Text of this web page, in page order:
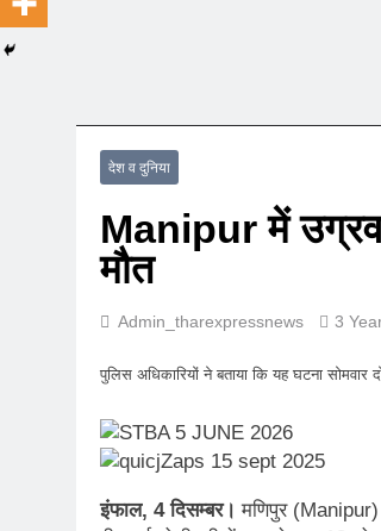
देश व दुनिया
Manipur में
मौत
Admin_tharexpressnews 3
पुलिस अधिकारियों ने बताया कि यह घटना
इंफाल, 4 दिसम्बर। मणिपुर